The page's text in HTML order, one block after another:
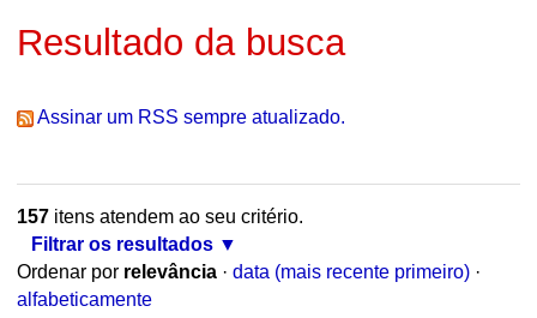
Resultado da busca
Assinar um RSS sempre atualizado.
157itens atendem ao seu critério.
Filtrar os resultados
Ordenar por relevância · data (mais recente primeiro) ·
alfabeticamente